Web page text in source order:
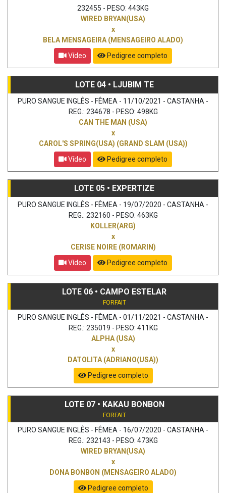
232455 - PESO: 443KG
WIRED BRYAN(USA)
x
BELA MENSAGEIRA (MENSAGEIRO ALADO)
Vídeo
Pedigree completo
LOTE 04 • LJUBIM TE
PURO SANGUE INGLÊS - FÊMEA - 11/10/2021 - CASTANHA -
REG.: 234678 - PESO: 498KG
CAN THE MAN (USA)
x
CAROL'S SPRING(USA) (GRAND SLAM (USA))
Vídeo
Pedigree completo
LOTE 05 • EXPERTIZE
PURO SANGUE INGLÊS - FÊMEA - 19/07/2020 - CASTANHA -
REG.: 232160 - PESO: 463KG
KOLLER(ARG)
x
CERISE NOIRE (ROMARIN)
Vídeo
Pedigree completo
LOTE 06 • CAMPO ESTELAR
FORFAIT
PURO SANGUE INGLÊS - FÊMEA - 01/11/2021 - CASTANHA -
REG.: 235019 - PESO: 411KG
ALPHA (USA)
x
DATOLITA (ADRIANO(USA))
Pedigree completo
LOTE 07 • KAKAU BONBON
FORFAIT
PURO SANGUE INGLÊS - FÊMEA - 16/07/2020 - CASTANHA -
REG.: 232143 - PESO: 473KG
WIRED BRYAN(USA)
x
DONA BONBON (MENSAGEIRO ALADO)
Pedigree completo